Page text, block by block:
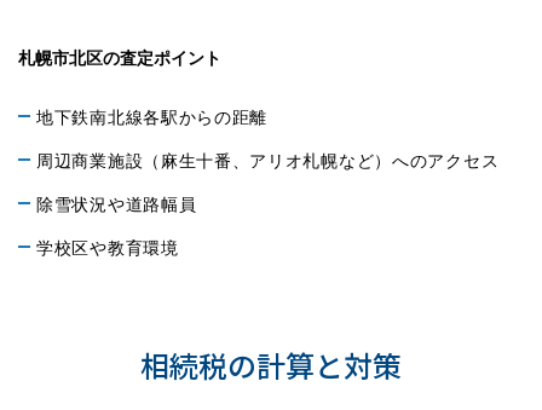
札幌市北区の査定ポイント
地下鉄南北線各駅からの距離
周辺商業施設（麻生十番、アリオ札幌など）へのアクセス
除雪状況や道路幅員
学校区や教育環境
相続税の計算と対策